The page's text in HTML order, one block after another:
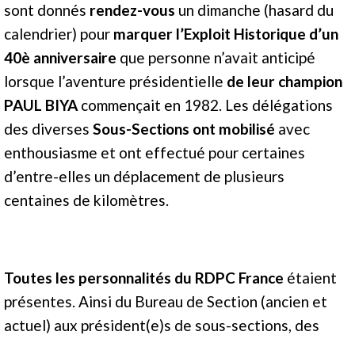
sont donnés rendez-vous un dimanche (hasard du
calendrier) pour marquer l’Exploit Historique d’un
40è anniversaire que personne n’avait anticipé
lorsque l’aventure présidentielle de leur champion
PAUL BIYA commençait en 1982. Les délégations
des diverses Sous-Sections ont mobilisé avec
enthousiasme et ont effectué pour certaines
d’entre-elles un déplacement de plusieurs
centaines de kilomètres.
Toutes les personnalités du RDPC France étaient
présentes. Ainsi du Bureau de Section (ancien et
actuel) aux président(e)s de sous-sections, des